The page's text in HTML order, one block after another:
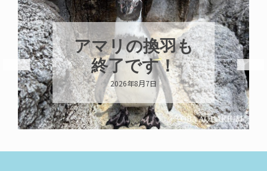
羽も
！
トビウオ幼魚
示中！
2026年8月6日